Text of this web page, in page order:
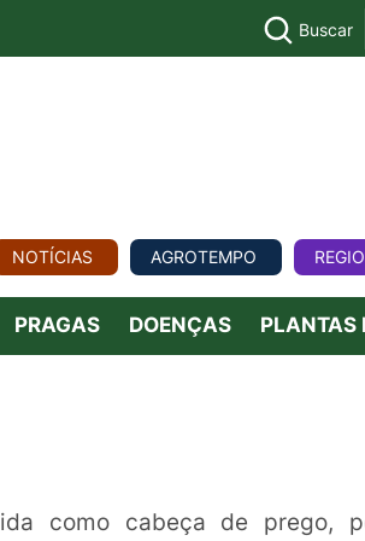
COMERCIAL AGROVIAGENS
Buscar
NOTÍCIAS AGROTEMPO
PRAGAS DOENÇAS PLANTAS
como cabeça de prego,